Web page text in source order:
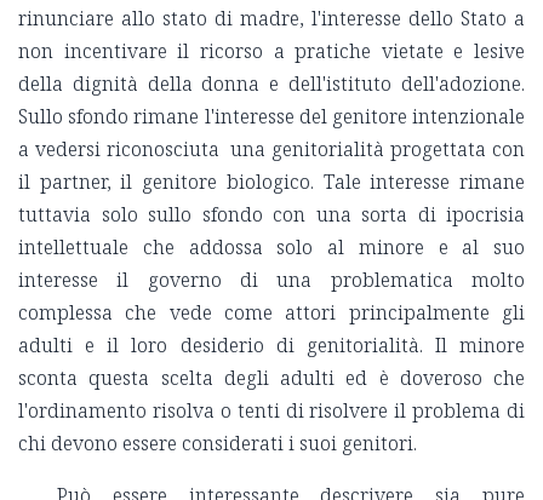
rinunciare allo stato di madre, l'interesse dello Stato a
non incentivare il ricorso a pratiche vietate e lesive
della dignità della donna e dell'istituto dell'adozione.
Sullo sfondo rimane l'interesse del genitore intenzionale
a vedersi riconosciuta una genitorialità progettata con
il partner, il genitore biologico. Tale interesse rimane
tuttavia solo sullo sfondo con una sorta di ipocrisia
intellettuale che addossa solo al minore e al suo
interesse il governo di una problematica molto
complessa che vede come attori principalmente gli
adulti e il loro desiderio di genitorialità. Il minore
sconta questa scelta degli adulti ed è doveroso che
l'ordinamento risolva o tenti di risolvere il problema di
chi devono essere considerati i suoi genitori.